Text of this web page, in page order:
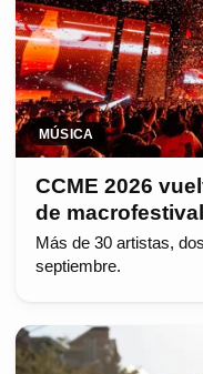
MÚSICA
CCME 2026
de
Más de 30 artistas,
septiembre.